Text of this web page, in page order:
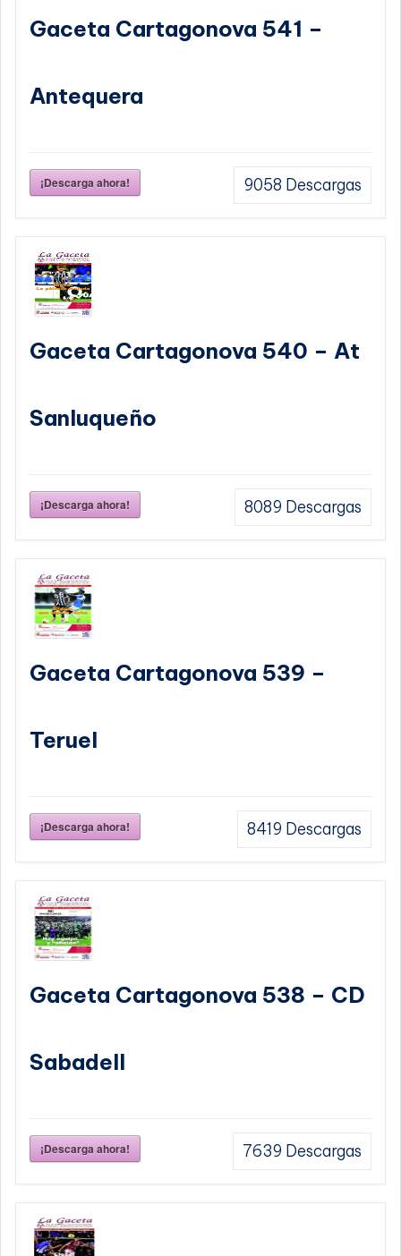
Gaceta Cartagonova 541 –
Antequera
¡Descarga ahora! 9058 Descargas
Gaceta Cartagonova 540 – At
Sanluqueño
¡Descarga ahora! 8089 Descargas
Gaceta Cartagonova 539 –
Teruel
¡Descarga ahora! 8419 Descargas
Gaceta Cartagonova 538 – CD
Sabadell
¡Descarga ahora! 7639 Descargas